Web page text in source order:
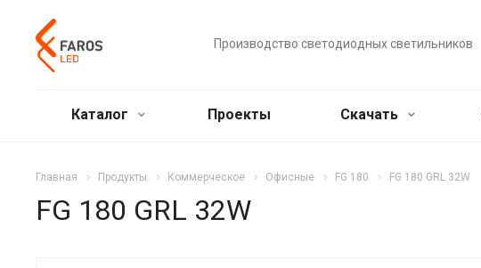
Производство светодиодных светильников
Каталог Проекты Скачать
Главная Продукты Коммерческое Офисные FG 180 FG 180 GRL 32W
FG 180 GRL 32W